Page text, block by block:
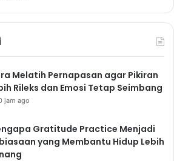
Melatih Pernapasan agar Pikiran
Rileks dan Emosi Tetap Seimbang
jam ago
Gratitude Practice Menjadi
yang Membantu Hidup Lebih